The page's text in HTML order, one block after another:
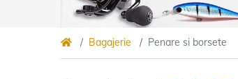
Bagajerie Penare si borsete